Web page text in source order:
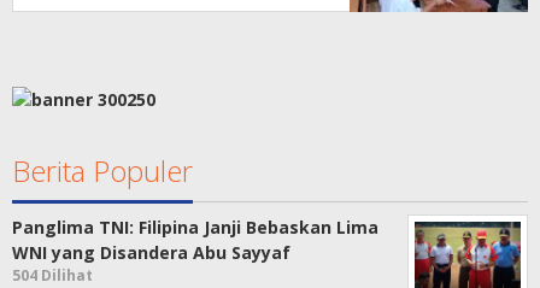
Berita Populer
Panglima TNI: Filipina Janji Bebaskan Lima
WNI yang Disandera Abu Sayyaf
504 Dilihat